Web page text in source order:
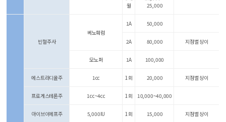
월
25,000
빈혈주사
베노훼럼
1A 50,000
2A 80,000 지점별 상이
모노퍼 1A 100,000
에스트라디올주 1cc 1회 20,000 지점별 상이
프로게스테론주 1cc~4cc 1회 10,000~40,000
아이브이에프주 5,000IU 1회 15,000 지점별 상이